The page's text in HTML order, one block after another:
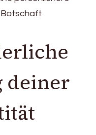
Botschaft
deiner